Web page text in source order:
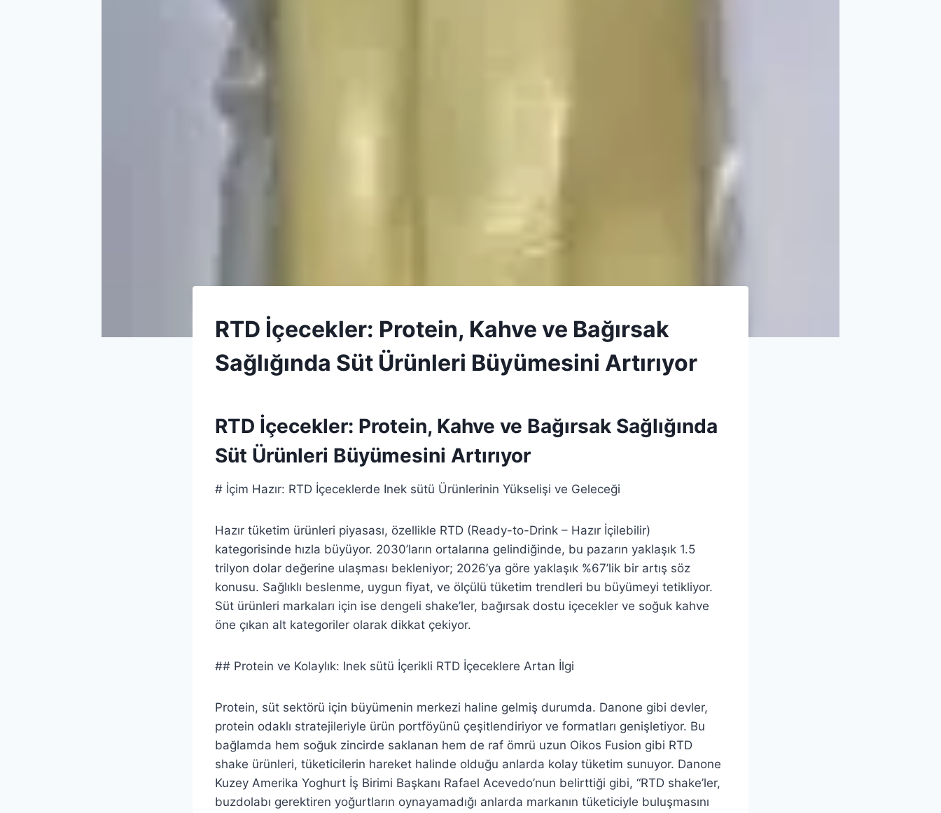
INNOVATION&NPD
UNCATEGORIZED
RTD İçecekler: Protein, Kahve ve Bağırsak
Sağlığında Süt Ürünleri Büyümesini Artırıyor
RTD İçecekler: Protein, Kahve ve Bağırsak Sağlığında
Süt Ürünleri Büyümesini Artırıyor
# İçim Hazır: RTD İçeceklerde Inek sütü Ürünlerinin Yükselişi ve Geleceği
Hazır tüketim ürünleri piyasası, özellikle RTD (Ready-to-Drink – Hazır İçilebilir)
kategorisinde hızla büyüyor. 2030’ların ortalarına gelindiğinde, bu pazarın yaklaşık 1.5
trilyon dolar değerine ulaşması bekleniyor; 2026’ya göre yaklaşık %67’lik bir artış söz
konusu. Sağlıklı beslenme, uygun fiyat, ve ölçülü tüketim trendleri bu büyümeyi tetikliyor.
Süt ürünleri markaları için ise dengeli shake’ler, bağırsak dostu içecekler ve soğuk kahve
öne çıkan alt kategoriler olarak dikkat çekiyor.
## Protein ve Kolaylık: Inek sütü İçerikli RTD İçeceklere Artan İlgi
Protein, süt sektörü için büyümenin merkezi haline gelmiş durumda. Danone gibi devler,
protein odaklı stratejileriyle ürün portföyünü çeşitlendiriyor ve formatları genişletiyor. Bu
bağlamda hem soğuk zincirde saklanan hem de raf ömrü uzun Oikos Fusion gibi RTD
shake ürünleri, tüketicilerin hareket halinde olduğu anlarda kolay tüketim sunuyor. Danone
Kuzey Amerika Yoghurt İş Birimi Başkanı Rafael Acevedo’nun belirttiği gibi, “RTD shake’ler,
buzdolabı gerektiren yoğurtların oynayamadığı anlarda markanın tüketiciyle buluşmasını